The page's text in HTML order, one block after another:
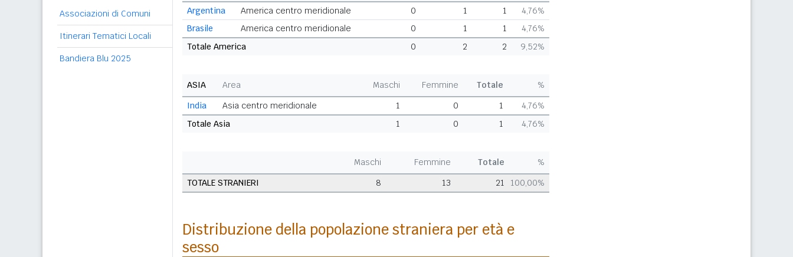
Associazioni di Comuni
Itinerari Tematici Locali
Bandiera Blu 2025
Argentina
America centro meridionale 0 1 1
4,76%
Brasile
America centro meridionale 0 1 1
4,76%
Totale America
0 2 2 9,52%
ASIA Area Maschi Femmine Totale
%
India
Asia centro meridionale 1 0 1
4,76%
Totale Asia
1 0 1 4,76%
Maschi Femmine Totale
%
TOTALE STRANIERI
8 13 21 100,00%
Distribuzione della popolazione straniera per età e
sesso